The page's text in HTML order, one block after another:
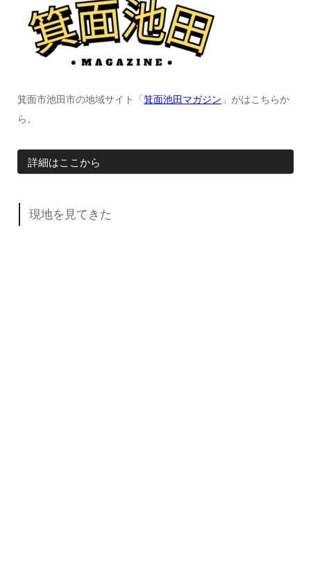
箕面市池田市の地域サイト「 箕面池田マガジン 」がはこちらか
ら。
詳細はここから
現地を見てきた